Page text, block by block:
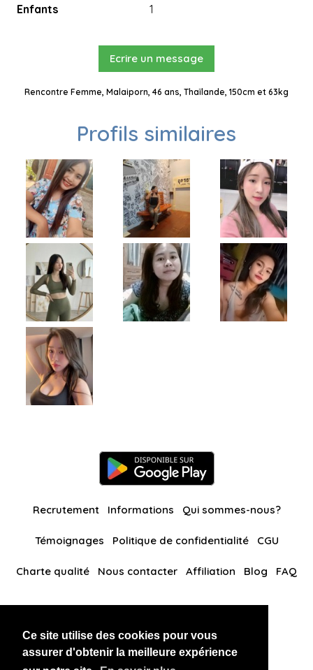
Ce site utilise des cookies pour vous
assurer d'obtenir la meilleure expérience
Enfants
1
Ecrire un message
Rencontre Femme, Malaiporn, 46 ans, Thaïlande, 150cm et 63kg
Profils similaires
Recrutement Informations Qui sommes-nous?
Témoignages Politique de confidentialité CGU
Charte qualité Nous contacter Affiliation Blog FAQ
BlackAndBeauties RussianKisses